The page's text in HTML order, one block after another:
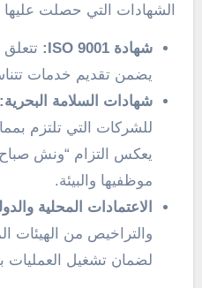
الشهادات التي حصلت
شهادة ISO 9001:
يضمن تقديم خدمات
شهادات السلامة البحرية:
للشركات التي تلتزم
يعكس التزام “ونش صباح
موظفيها والبيئة.
الاعتمادات المحلية
والتراخيص من الهيئات
لضمان تشغيل العمليات